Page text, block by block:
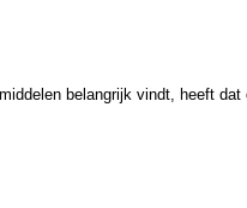
belangrijk vindt, heeft